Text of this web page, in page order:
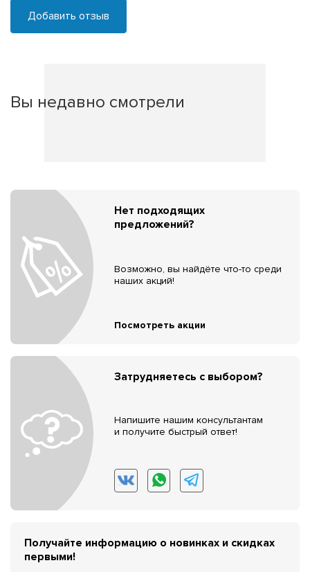
Добавить отзыв
Вы недавно смотрели
Нет подходящих
предложений?
Возможно, вы найдёте что-то среди
наших акций!
Посмотреть акции
Затрудняетесь с выбором?
Напишите нашим консультантам
и получите быстрый ответ!
Получайте информацию о новинках и скидках
первыми!